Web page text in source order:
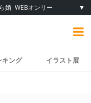
婚 WEBオンリー ▼
キング イラスト展